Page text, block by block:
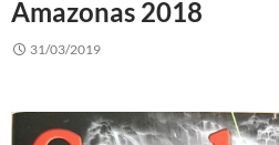
Amazonas 2018
31/03/2019